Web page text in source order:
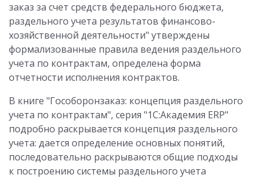
заказ за счет средств федерального бюджета,
раздельного учета результатов финансово-
хозяйственной деятельности" утверждены
формализованные правила ведения раздельного
учета по контрактам, определена форма
отчетности исполнения контрактов.
В книге "Гособоронзаказ: концепция раздельного
учета по контрактам", серия "1С:Академия ERP"
подробно раскрывается концепция раздельного
учета: дается определение основных понятий,
последовательно раскрываются общие подходы
к построению системы раздельного учета